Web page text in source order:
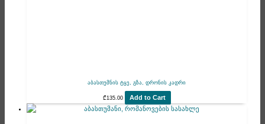
აბასთუმნის ტყე, გზა, დრონის კადრი
₾135.00 Add to Cart